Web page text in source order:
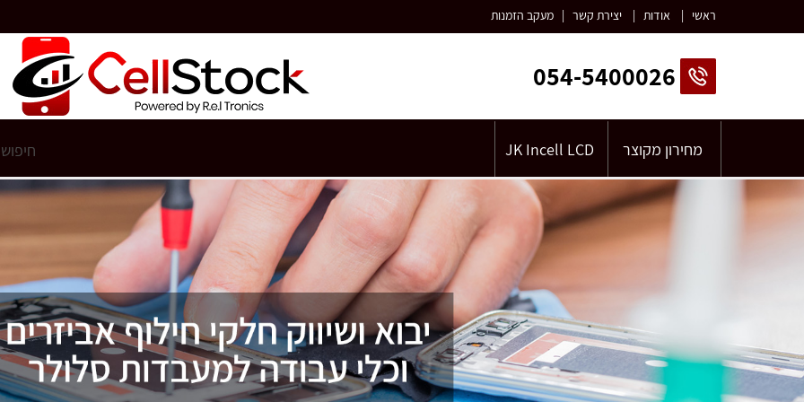
ראשי | אודות | יצירת קשר | מעקב הזמנות
054-5400026
מחירון מקוצר JK Incell LCD